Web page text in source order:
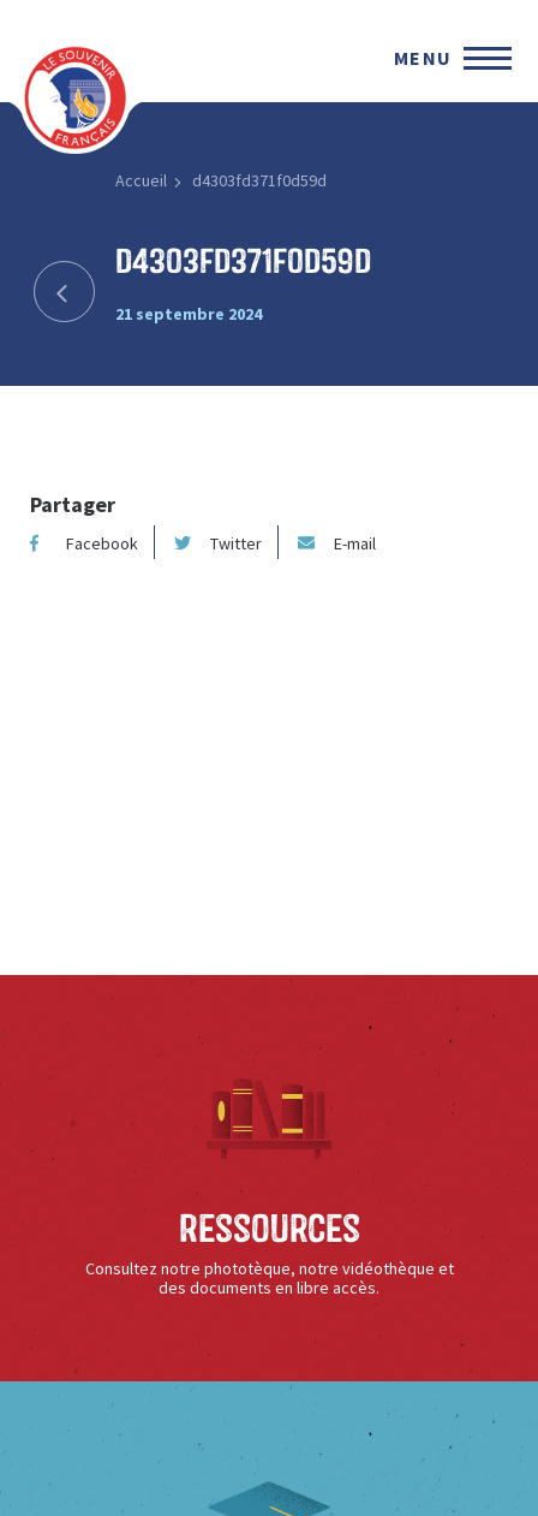
MENU
Accueil d4303fd371f0d59d
d4303fd371f0d59d
21 septembre 2024
Partager
Facebook Twitter E-mail
Ressources
Consultez notre phototèque, notre vidéothèque et
des documents en libre accès.